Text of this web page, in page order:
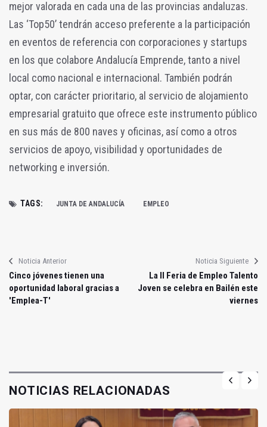
mejor valorada en cada una de las provincias andaluzas.
Las ‘Top50’ tendrán acceso preferente a la participación
en eventos de referencia con corporaciones y startups
en los que colabore Andalucía Emprende, tanto a nivel
local como nacional e internacional. También podrán
optar, con carácter prioritario, al servicio de alojamiento
empresarial gratuito que ofrece este instrumento público
en sus más de 800 naves y oficinas, así como a otros
servicios de apoyo, visibilidad y oportunidades de
networking e inversión.
TAGS: JUNTA DE ANDALUCÍA EMPLEO
Noticia Anterior
Cinco jóvenes tienen una
oportunidad laboral gracias a
'Emplea-T'
Noticia Siguiente
La II Feria de Empleo Talento
Joven se celebra en Bailén este
viernes
NOTICIAS RELACIONADAS